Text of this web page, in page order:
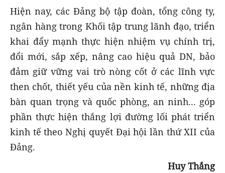
Hiện nay, các Đảng bộ tập đoàn, tổng công ty,
ngân hàng trong Khối tập trung lãnh đạo, triển
khai đẩy mạnh thực hiện nhiệm vụ chính trị,
đổi mới, sắp xếp, nâng cao hiệu quả DN, bảo
đảm giữ vững vai trò nòng cốt ở các lĩnh vực
then chốt, thiết yếu của nền kinh tế, những địa
bàn quan trọng và quốc phòng, an ninh... góp
phần thực hiện thắng lợi đường lối phát triển
kinh tế theo Nghị quyết Đại hội lần thứ XII của
Đảng.
Huy Thắng